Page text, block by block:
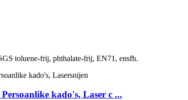
toluene-frij, phthalate-frij, EN71, ensfh.
kado's, Laser c ...